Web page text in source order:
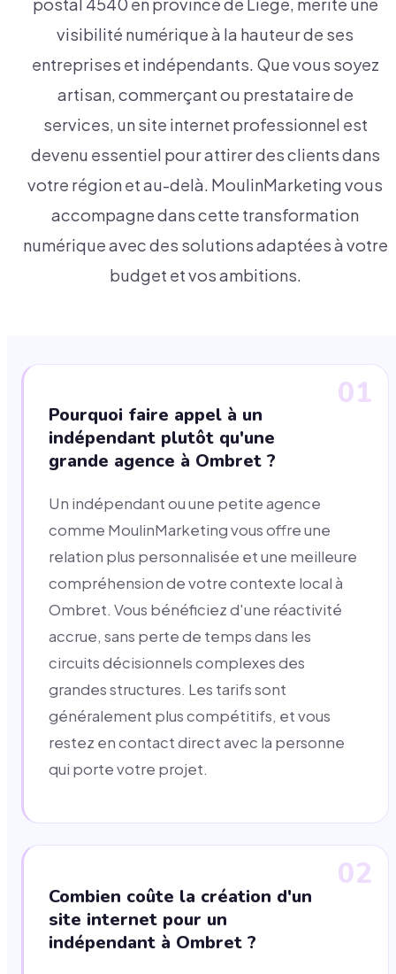
postal 4540 en province de Liège, mérite une
visibilité numérique à la hauteur de ses
entreprises et indépendants. Que vous soyez
artisan, commerçant ou prestataire de
services, un site internet professionnel est
devenu essentiel pour attirer des clients dans
votre région et au-delà. MoulinMarketing vous
accompagne dans cette transformation
numérique avec des solutions adaptées à votre
budget et vos ambitions.
01
Pourquoi faire appel à un
indépendant plutôt qu'une
grande agence à Ombret ?
Un indépendant ou une petite agence
comme MoulinMarketing vous offre une
relation plus personnalisée et une meilleure
compréhension de votre contexte local à
Ombret. Vous bénéficiez d'une réactivité
accrue, sans perte de temps dans les
circuits décisionnels complexes des
grandes structures. Les tarifs sont
généralement plus compétitifs, et vous
restez en contact direct avec la personne
qui porte votre projet.
02
Combien coûte la création d'un
site internet pour un
indépendant à Ombret ?